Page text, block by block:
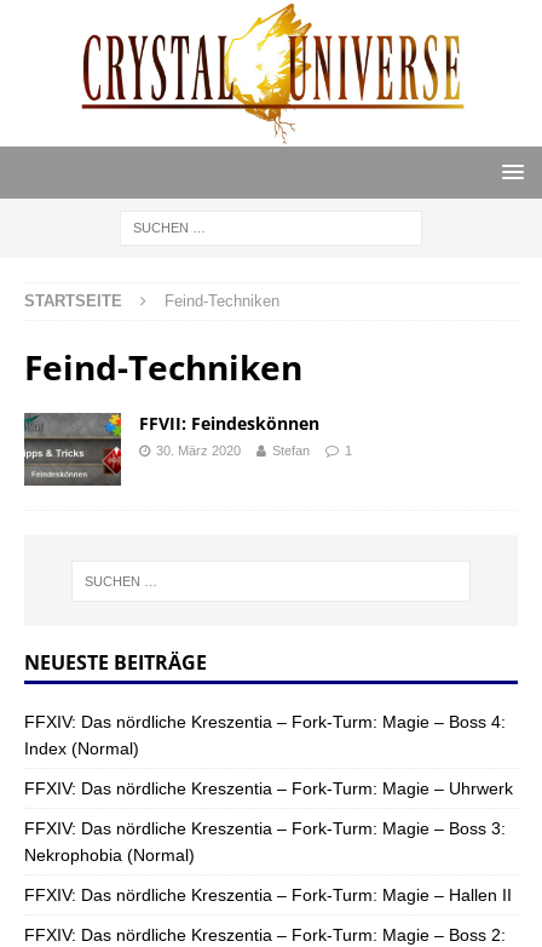
STARTSEITE Feind-Techniken
Feind-Techniken
FFVII: Feindeskönnen
30. März 2020 Stefan 1
NEUESTE BEITRÄGE
FFXIV: Das nördliche Kreszentia – Fork-Turm: Magie – Boss 4:
Index (Normal)
FFXIV: Das nördliche Kreszentia – Fork-Turm: Magie – Uhrwerk
FFXIV: Das nördliche Kreszentia – Fork-Turm: Magie – Boss 3:
Nekrophobia (Normal)
FFXIV: Das nördliche Kreszentia – Fork-Turm: Magie – Hallen II
FFXIV: Das nördliche Kreszentia – Fork-Turm: Magie – Boss 2: